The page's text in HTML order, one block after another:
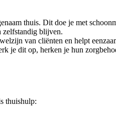
thuis. Dit doe je met
zelfstandig blijven.
van cliënten en helpt
je dit op, herken je hun
thuishulp: